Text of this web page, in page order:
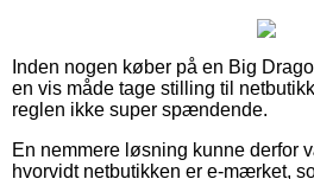
Inden nogen køber på en Big
en vis måde tage stilling til
reglen ikke super spændende.
En nemmere løsning kunne derfor
hvorvidt netbutikken er e-mærket,